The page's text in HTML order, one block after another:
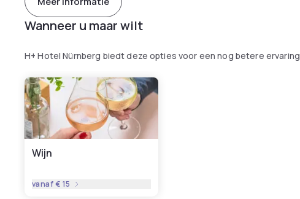
Wanneer u maar wilt
H+ Hotel Nürnberg biedt deze opties voor een nog betere ervaring
Wijn
vanaf€ 15